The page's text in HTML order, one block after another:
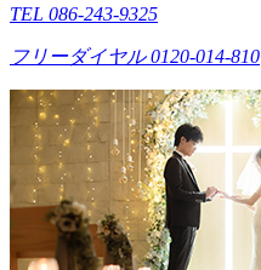
TEL 086-243-9325
フリーダイヤル 0120-014-810